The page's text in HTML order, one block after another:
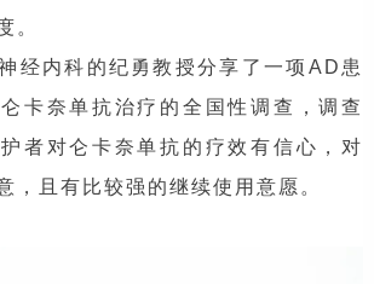
。
经内科的纪勇教授分享了一项AD患
卡奈单抗治疗的全国性调查，调查
者对仑卡奈单抗的疗效有信心，对
，且有比较强的继续使用意愿。